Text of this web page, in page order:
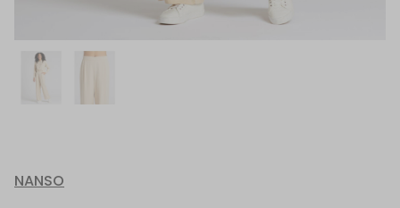
NANSO